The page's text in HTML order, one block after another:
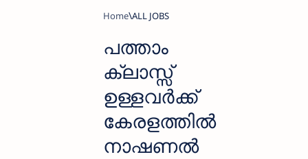
Home ALL JOBS
പത്താം
ക്ലാസ്സ്‌
ഉള്ളവര്‍ക്ക്
കേരളത്തില്‍
നാഷണല്‍